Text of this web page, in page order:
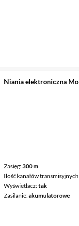
Niania elektroniczna
Zasięg 300 m
Ilość kanałów transmisyjnych
Wyświetlacz tak
Zasilanie akumulatorowe